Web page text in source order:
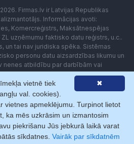
Firmas.lv ir Latvijas Republikas
Informācijas avoti:
Komercreģistrs, Maksātnespējas
uzņēmumu faktisko datu reģistrs, u.c..
un tai nav juridiska spēka. Sistēmas
personu datu aizsardzības likumu un
nenes atbildību par darbībām vai
pakalpojumu. Lietotājam aizliegts
sistēmas vai iekārtas (robotus)
saskaņošanas ar Firmas.lv. Galvenā
politika Norēķini ar
✖
vietnē tiek
val. cookies).
vietnes apmeklējumu. Turpinot lietot
ka mēs uzkrāsim un izmantosim
piekrišanu Jūs jebkurā laikā varat
sīkdatnes. Vairāk par sīkdatnēm